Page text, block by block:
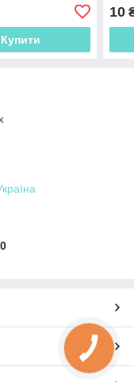
Купити
10
КНОПКА
ЗВ'ЯЗКУ